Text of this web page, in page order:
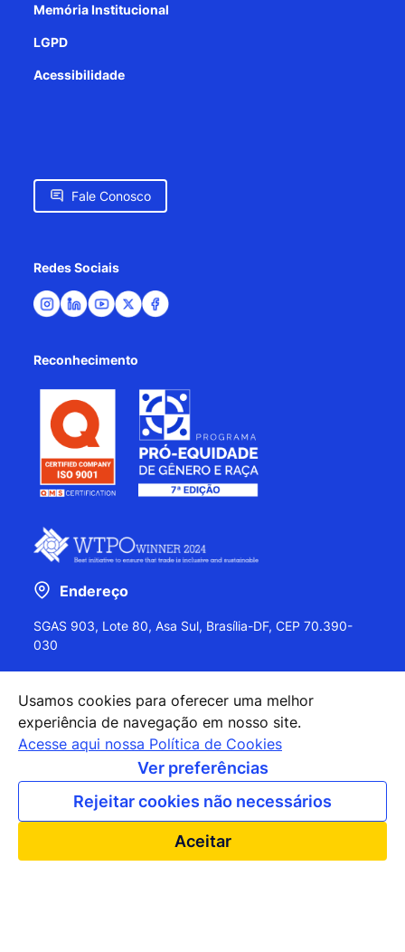
Memória Institucional
LGPD
Acessibilidade
Fale Conosco
Redes Sociais
Reconhecimento
Endereço
SGAS 903, Lote 80, Asa Sul, Brasília-DF, CEP 70.390-
030
+55 (61) 2027-0202
+55 (61) 2027-0203
apexbrasil@apexbrasil.com.br
Nossos escritórios pelo mundo
Usamos cookies para oferecer uma melhor
experiência de navegação em nosso site.
Acesse aqui nossa Política de Cookies
Ver preferências
Rejeitar cookies não necessários
Aceitar